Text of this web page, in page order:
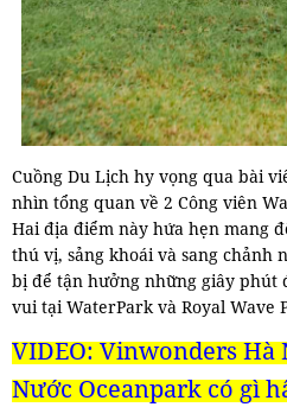
Cuồng Du Lịch hy vọng qua bài
nhìn tổng quan về 2 Công viên
Hai địa điểm này hứa hẹn mang
thú vị, sảng khoái và sang chảnh
bị để tận hưởng những giây phút
vui tại WaterPark và Royal Wave
VIDEO: Vinwonders Hà
Nước Oceanpark có gì